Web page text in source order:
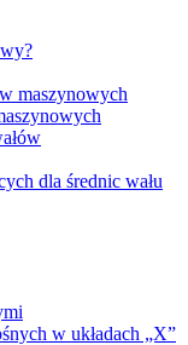
maszynowych
dla średnic wału
w układach „X”